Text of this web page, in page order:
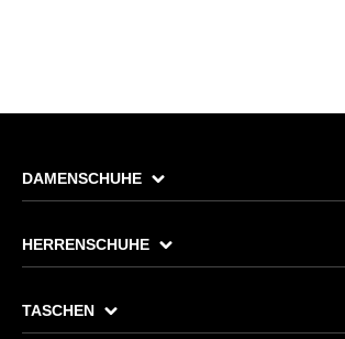
DAMENSCHUHE
HERRENSCHUHE
TASCHEN